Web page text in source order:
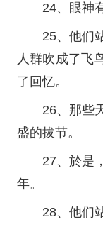
24、眼神
25、他们
人群吹成了飞
了回忆。
26、那些
盛的拔节。
27、於是
年。
28、他们